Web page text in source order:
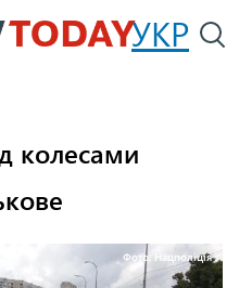
УКР
колесами
Фото: Нацполіція